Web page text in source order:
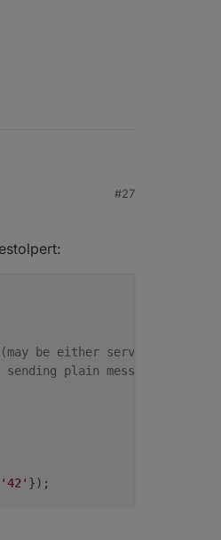
senden kann.
MQTT-Programm
#27
(may be either server or client)
plain messages)
'42' });